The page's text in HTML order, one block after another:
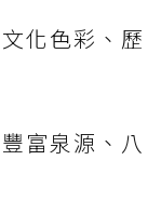
化色彩、歷
富泉源、八